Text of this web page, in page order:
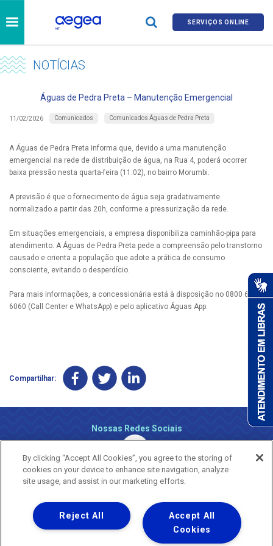
SERVIÇOS ONLINE
NOTÍCIAS
Águas de Pedra Preta – Manutenção Emergencial
11/02/2026 Comunicados Comunicados Águas de Pedra Preta
A Águas de Pedra Preta informa que, devido a uma manutenção
emergencial na rede de distribuição de água, na Rua 4, poderá ocorrer
baixa pressão nesta quarta-feira (11.02), no bairro Morumbi.
A previsão é que o fornecimento de água seja gradativamente
normalizado a partir das 20h, conforme a pressurização da rede.
Em situações emergenciais, a empresa disponibiliza caminhão-pipa para
atendimento. A Águas de Pedra Preta pede a compreensão pelo transtorno
causado e orienta a população que adote a prática de consumo
consciente, evitando o desperdício.
Para mais informações, a concessionária está à disposição no 0800 647
6060 (Call Center e WhatsApp) e pelo aplicativo Águas App.
Compartilhar:
Nossas Redes Sociais
Uma empresa
Copyright ® 2026 - Todos os Direitos Reservados.
By clicking “Accept All Cookies”, you agree to the storing of
cookies on your device to enhance site navigation, analyze
site usage, and assist in our marketing efforts.
Accept All
Cookies
Reject All